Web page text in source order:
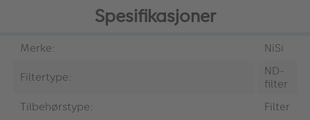
Spesifikasjoner
Merke:
NiSi
Filtertype:
ND-
filter
Tilbehørstype:
Filter